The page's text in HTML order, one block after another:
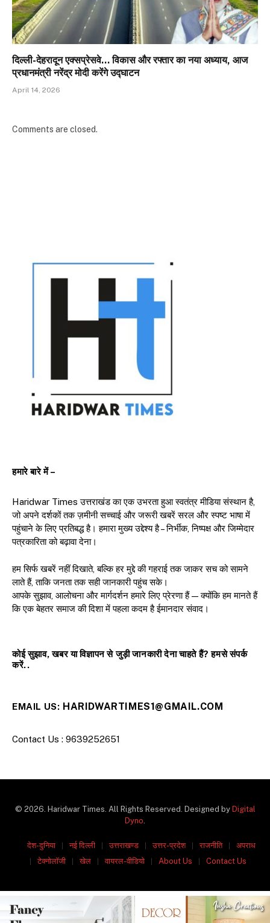
दिल्ली-देहरादून एक्सप्रेसवे… विकास और रफ्तार का नया अध्याय, आज
प्रधानमंत्री नरेंद्र मोदी करेंगे उद्घाटन
April 14, 2026
Comments are closed.
हमारे बारे में –
Haridwar Times उत्तराखंड का एक उभरता हुआ स्वतंत्र मीडिया संस्थान है,
जो अपने दर्शकों तक ज़मीनी सच्चाई और जरूरी खबरें सरल और स्पष्ट भाषा में
पहुंचाने के लिए प्रतिबद्ध है। हमारा मुख्य उद्देश्य है – निर्भीक, निष्पक्ष और जिम्मेदार
पत्रकारिता को बढ़ावा देना।
हम सिर्फ खबरें नहीं दिखाते, बल्कि हर मुद्दे की गहराई तक जाकर सच को सामने
लाते हैं, ताकि जनता तक सही जानकारी पहुंच सके।
आपके सुझाव, आलोचना और मार्गदर्शन हमारे लिए प्रेरणा हैं — क्योंकि हम मानते हैं
कि एक बेहतर समाज की दिशा में पहला कदम है ईमानदार संवाद।
कोई सुझाव, खबर या विज्ञापन से जुड़ी जानकारी देना चाहते हैं? हमसे संपर्क
करें..
EMAIL US: HARIDWARTIMES1@GMAIL.COM
Contact Us : 9639252651
© 2026. Haridwar Times. All Rights Reserved. Designed by Digital
Dyno.
देश-दुनिया नई दिल्ली उत्तराखण्ड उत्तर-प्रदेश राजनीति
अपराध
टेक्नोलॉजी
खेल वायरल-वीडियो About Us Contact Us